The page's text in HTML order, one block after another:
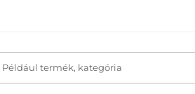
Például termék, kategória